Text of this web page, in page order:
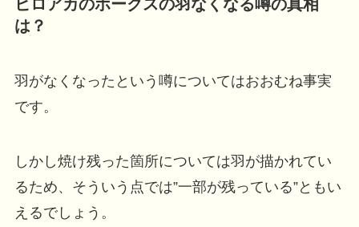
ヒロアカのホークスの羽なくなる噂の真相
は？
羽がなくなったという噂についてはおおむね事実
です。
しかし焼け残った箇所については羽が描かれてい
るため、そういう点では”一部が残っている”ともい
えるでしょう。